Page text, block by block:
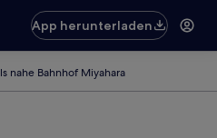
App herunterladen
nahe Bahnhof Miyahara